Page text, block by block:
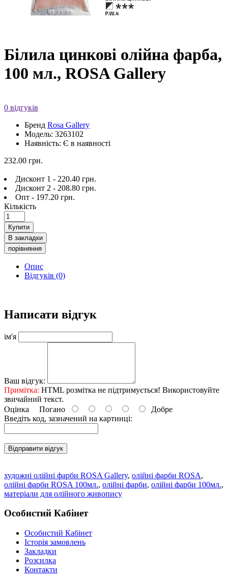
Білила цинкові олійна фарба,
100 мл., ROSA Gallery
0 відгуків
Бренд Rosa Gallery
Модель: 3263102
Наявність: Є в наявності
232.00 грн.
Дисконт 1 - 220.40 грн.
Дисконт 2 - 208.80 грн.
Опт - 197.20 грн.
Кількість
Купити
В закладки
порівняння
Опис
Відгуків (0)
Написати відгук
ім'я
Ваш відгук:
Примітка: HTML розмітка не підтримується! Використовуйте
звичайний текст.
Оцінка Погано
Добре
Введіть код, зазначений на картинці:
Відправити відгук
художні олійні фарби ROSA Gallery, олійні фарби ROSA,
олійні фарби ROSA 100мл., олійні фарби, олійні фарби 100мл.,
матеріали для олійного живопису
Особистий Кабінет
Особистий Кабінет
Історія замовлень
Закладки
Розсилка
Контакти